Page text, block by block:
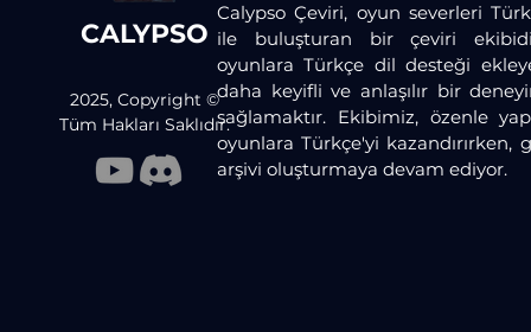
CALYPSO
2025, Copyright ©
Tüm Hakları Saklıdır.
Calypso Çeviri, oyun severleri
ile buluşturan bir çeviri
oyunlara Türkçe dil desteği
daha keyifli ve anlaşılır bir
sağlamaktır. Ekibimiz, özenle
oyunlara Türkçe'yi kazandırırken,
arşivi oluşturmaya devam ediyor.​